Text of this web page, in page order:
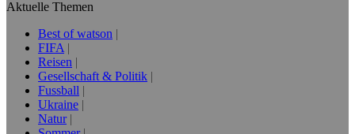
Aktuelle Themen
Best of watson
FIFA
Reisen
Gesellschaft & Politik
Fussball
Ukraine
Natur